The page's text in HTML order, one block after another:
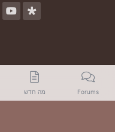
Forums מה חדש